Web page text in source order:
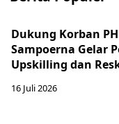
Dukung Korban
Sampoerna Gelar
Upskilling dan
16 Juli 2026